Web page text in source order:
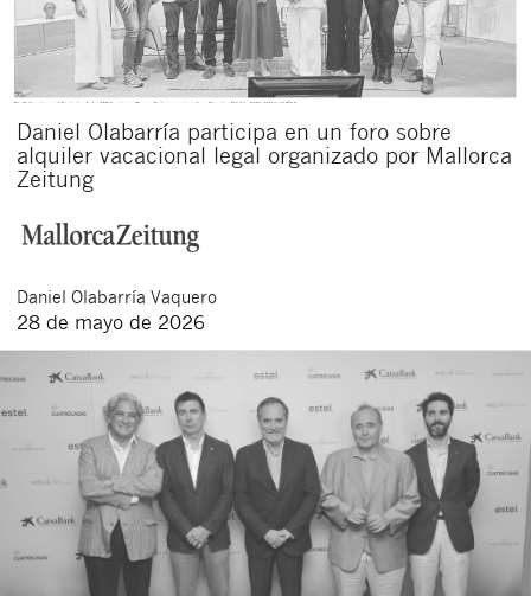
Daniel Olabarría participa en un foro sobre
alquiler vacacional legal organizado por Mallorca
Zeitung
Daniel Olabarría Vaquero
28 de mayo de 2026
Cerrar